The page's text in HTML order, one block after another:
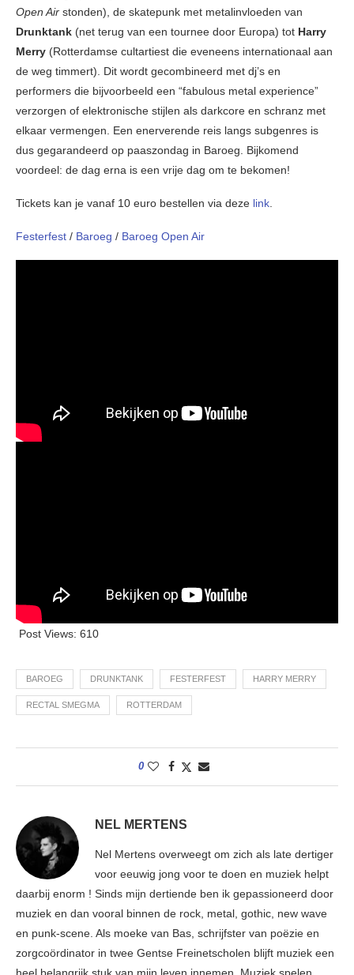
Open Air stonden), de skatepunk met metalinvloeden van
Drunktank (net terug van een tournee door Europa) tot Harry
Merry (Rotterdamse cultartiest die eveneens internationaal aan
de weg timmert). Dit wordt gecombineerd met dj’s en
performers die bijvoorbeeld een “fabulous metal experience”
verzorgen of elektronische stijlen als darkcore en schranz met
elkaar vermengen. Een enerverende reis langs subgenres is
dus gegarandeerd op paaszondag in Baroeg. Bijkomend
voordeel: de dag erna is een vrije dag om te bekomen!
Tickets kan je vanaf 10 euro bestellen via deze link.
Festerfest / Baroeg / Baroeg Open Air
Post Views: 610
BAROEG DRUNKTANK FESTERFEST HARRY MERRY
RECTAL SMEGMA ROTTERDAM
0
NEL MERTENS
Nel Mertens overweegt om zich als late dertiger
voor eeuwig jong voor te doen en muziek helpt
daarbij enorm ! Sinds mijn dertiende ben ik gepassioneerd door
muziek en dan vooral binnen de rock, metal, gothic, new wave
en punk-scene. Als moeke van Bas, schrijfster van poëzie en
zorgcoördinator in twee Gentse Freinetscholen blijft muziek een